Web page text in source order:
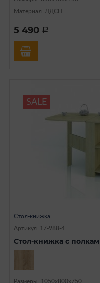
Материал: ЛДСП
5 490 a
SALE
Стол-книжка
Артикул: 17-988-4
Стол-книжка с
Размеры: 1050х800х750